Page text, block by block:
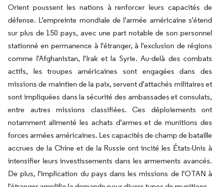
Orient poussent les nations à renforcer leurs capacités de
défense. L'empreinte mondiale de l'armée américaine s'étend
sur plus de 150 pays, avec une part notable de son personnel
stationné en permanence à l'étranger, à l'exclusion de régions
comme l'Afghanistan, l'Irak et la Syrie. Au-delà des combats
actifs, les troupes américaines sont engagées dans des
missions de maintien de la paix, servent d'attachés militaires et
sont impliquées dans la sécurité des ambassades et consulats,
entre autres missions classifiées. Ces déploiements ont
notamment alimenté les achats d'armes et de munitions des
forces armées américaines. Les capacités de champ de bataille
accrues de la Chine et de la Russie ont incité les États-Unis à
intensifier leurs investissements dans les armements avancés.
De plus, l'implication du pays dans les missions de l'OTAN à